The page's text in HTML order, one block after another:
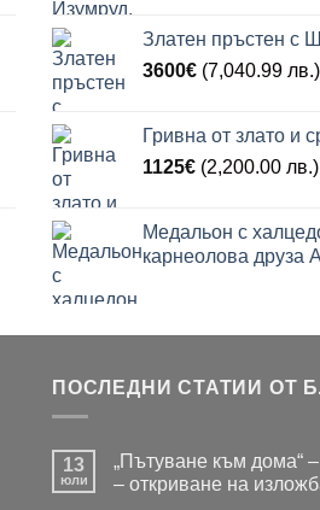
Златен пръстен с
3600€ (7,040.99 лв.)
Гривна от злато и
1125€ (2,200.00 лв.)
Медальон с
карнеолова друза
ПОСЛЕДНИ СТАТИИ ОТ
13
юли
„Пътуване към дома“
– откриване на